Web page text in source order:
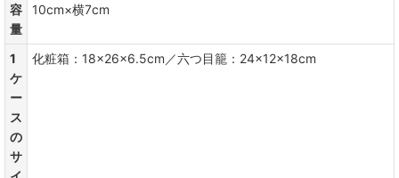
容
量
10cm×横7cm
1
ケ
ー
ス
の
サ
化粧箱：18×26×6.5cm／六つ目籠：24×12×18cm